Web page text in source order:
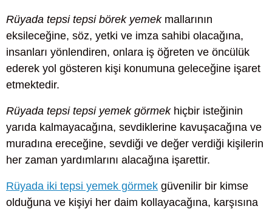
Rüyada tepsi tepsi börek yemekmallarının
eksileceğine, söz, yetki ve imza sahibi olacağına,
insanları yönlendiren, onlara iş öğreten ve öncülük
ederek yol gösteren kişi konumuna geleceğine işaret
etmektedir.
Rüyada tepsi tepsi yemek görmekhiçbir isteğinin
yarıda kalmayacağına, sevdiklerine kavuşacağına ve
muradına ereceğine, sevdiği ve değer verdiği kişilerin
her zaman yardımlarını alacağına işarettir.
Rüyada iki tepsi yemek görmek güvenilir bir kimse
olduğuna ve kişiyi her daim kollayacağına, karşısına